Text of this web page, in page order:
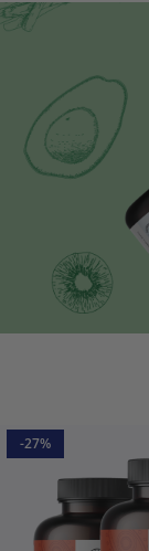
-27%